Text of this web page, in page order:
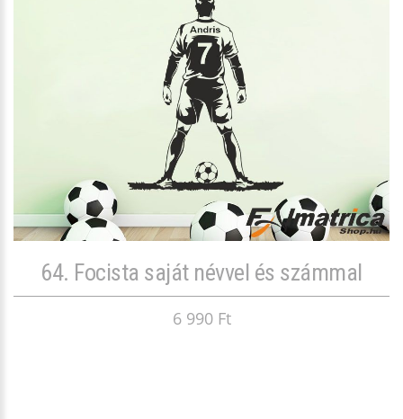
64. Focista saját névvel és számmal
6 990 Ft